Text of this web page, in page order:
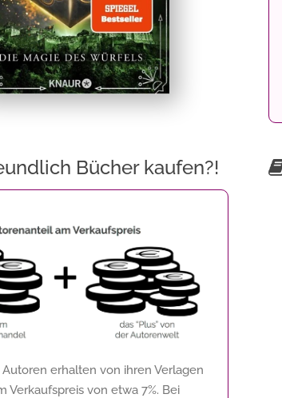
Bücher kaufen?!
erhalten von ihren Verlagen
Verkaufspreis von etwa 7%. Bei